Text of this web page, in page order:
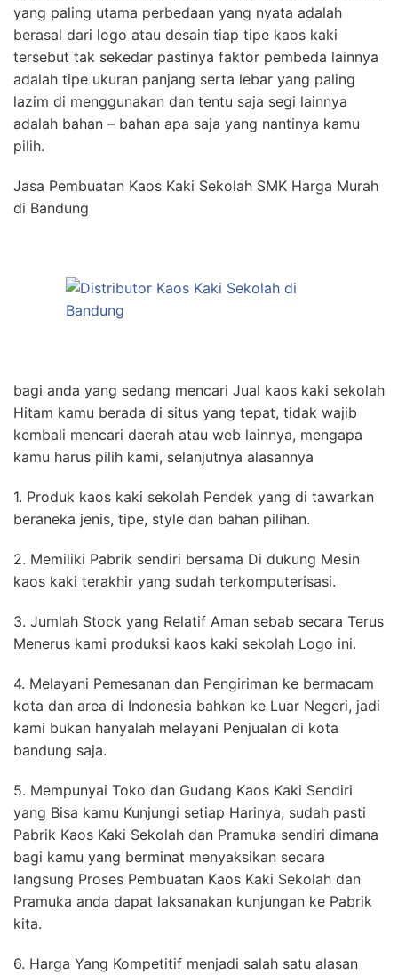
yang paling utama perbedaan yang nyata adalah
berasal dari logo atau desain tiap tipe kaos kaki
tersebut tak sekedar pastinya faktor pembeda lainnya
adalah tipe ukuran panjang serta lebar yang paling
lazim di menggunakan dan tentu saja segi lainnya
adalah bahan – bahan apa saja yang nantinya kamu
pilih.
Jasa Pembuatan Kaos Kaki Sekolah SMK Harga Murah
di Bandung
bagi anda yang sedang mencari Jual kaos kaki sekolah
Hitam kamu berada di situs yang tepat, tidak wajib
kembali mencari daerah atau web lainnya, mengapa
kamu harus pilih kami, selanjutnya alasannya
1. Produk kaos kaki sekolah Pendek yang di tawarkan
beraneka jenis, tipe, style dan bahan pilihan.
2. Memiliki Pabrik sendiri bersama Di dukung Mesin
kaos kaki terakhir yang sudah terkomputerisasi.
3. Jumlah Stock yang Relatif Aman sebab secara Terus
Menerus kami produksi kaos kaki sekolah Logo ini.
4. Melayani Pemesanan dan Pengiriman ke bermacam
kota dan area di Indonesia bahkan ke Luar Negeri, jadi
kami bukan hanyalah melayani Penjualan di kota
bandung saja.
5. Mempunyai Toko dan Gudang Kaos Kaki Sendiri
yang Bisa kamu Kunjungi setiap Harinya, sudah pasti
Pabrik Kaos Kaki Sekolah dan Pramuka sendiri dimana
bagi kamu yang berminat menyaksikan secara
langsung Proses Pembuatan Kaos Kaki Sekolah dan
Pramuka anda dapat laksanakan kunjungan ke Pabrik
kita.
6. Harga Yang Kompetitif menjadi salah satu alasan